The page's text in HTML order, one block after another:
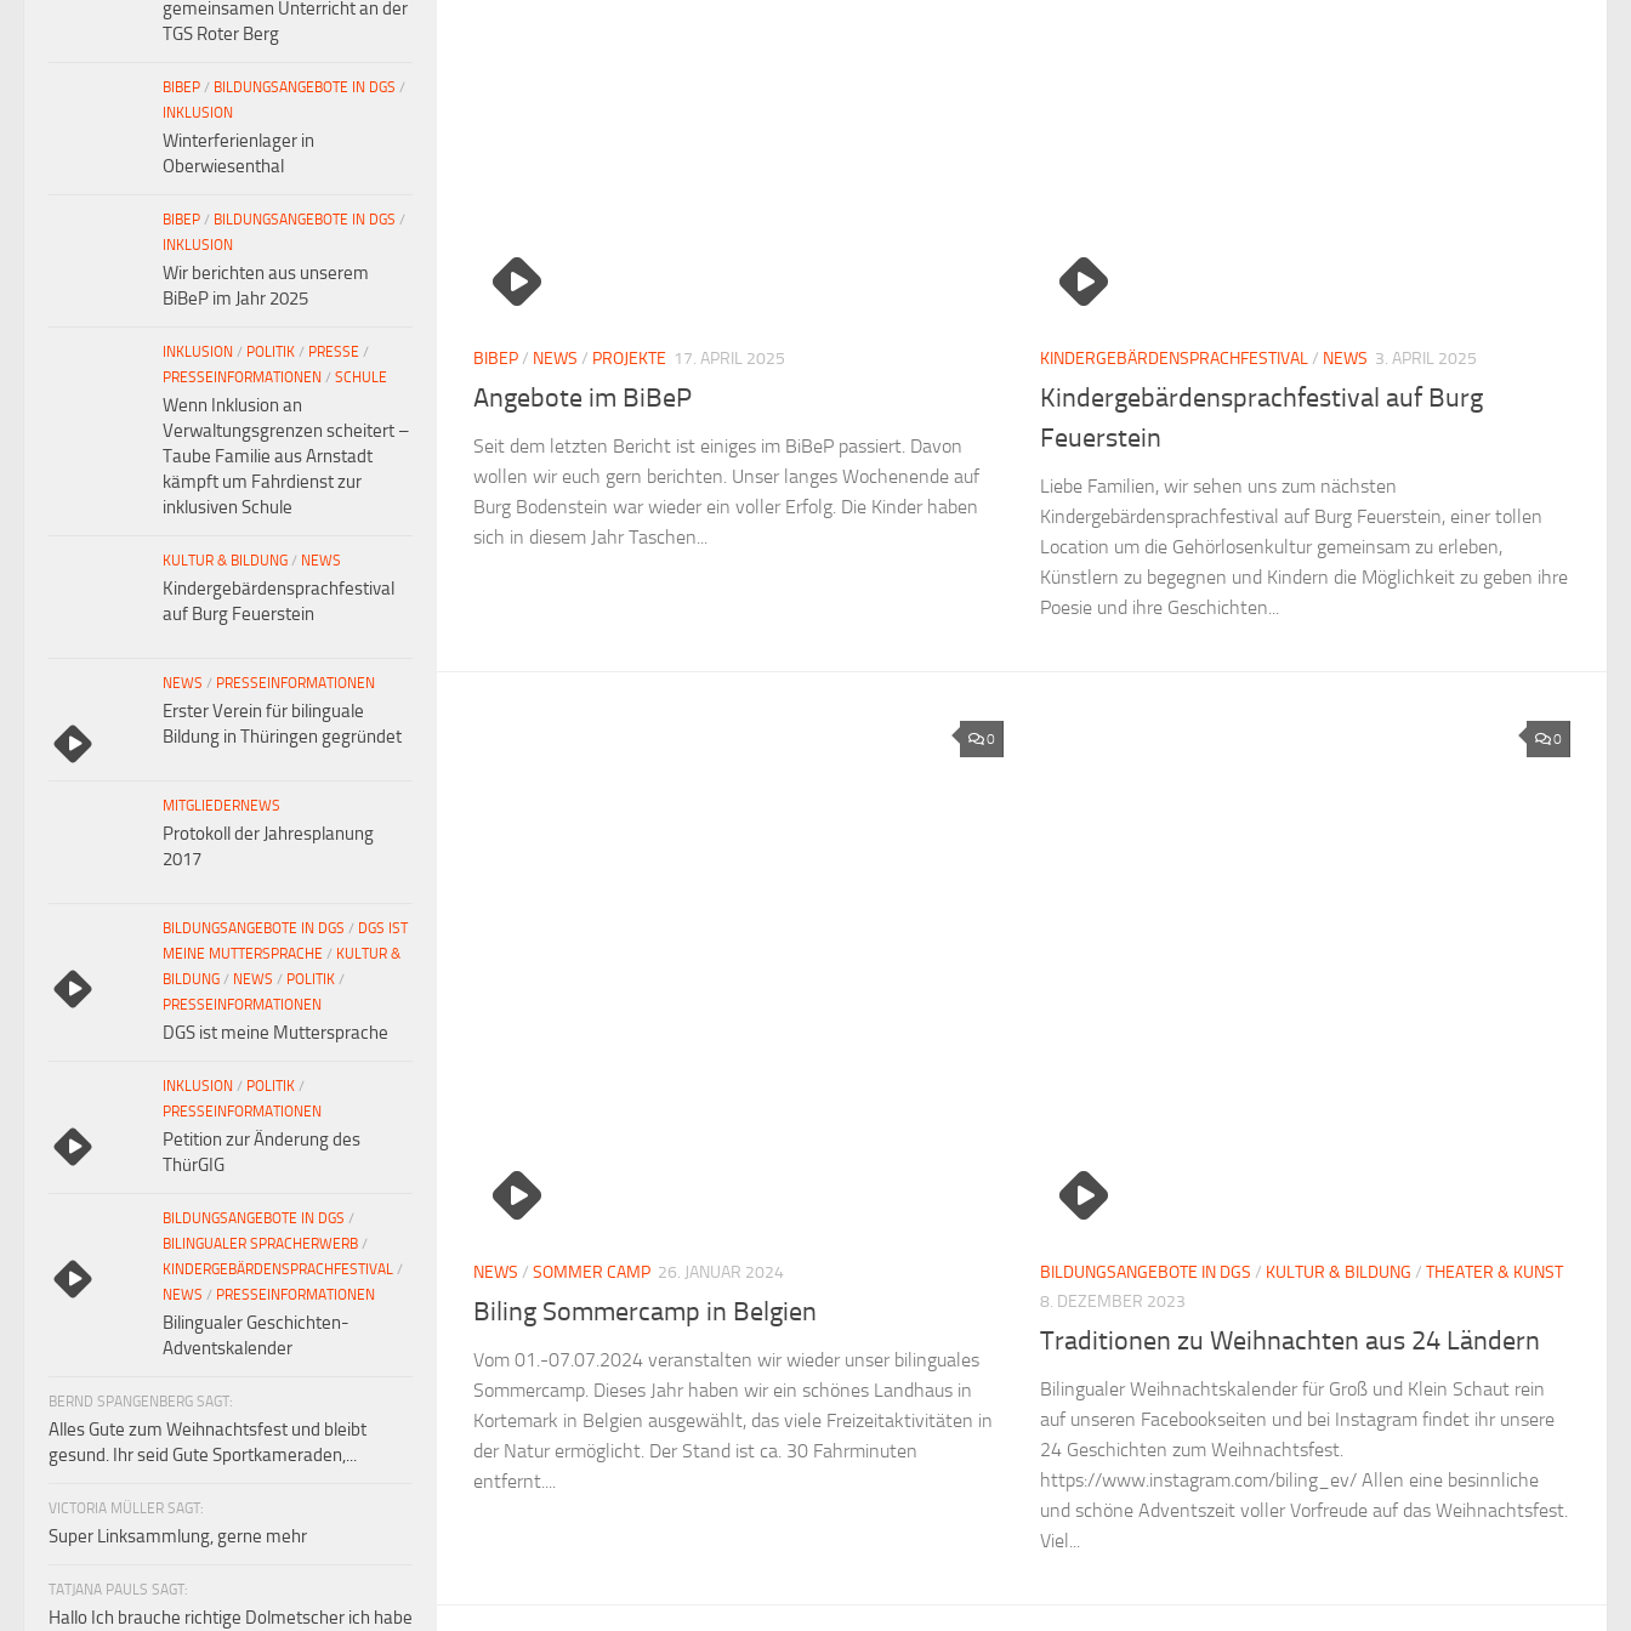
BIBEP/ NEWS / PROJEKTE 17. APRIL 2025
Angebote im BiBeP
Seit dem letzten Bericht ist einiges im BiBeP passiert. Davon
wollen wir euch gern berichten. Unser langes Wochenende auf
Burg Bodenstein war wieder ein voller Erfolg. Die Kinder haben
sich in diesem Jahr Taschen...
KINDERGEBÄRDENSPRACHFESTIVAL/ NEWS 3. APRIL 2025
Kindergebärdensprachfestival auf Burg
Feuerstein
Liebe Familien, wir sehen uns zum nächsten
Kindergebärdensprachfestival auf Burg Feuerstein, einer tollen
Location um die Gehörlosenkultur gemeinsam zu erleben,
Künstlern zu begegnen und Kindern die Möglichkeit zu geben ihre
Poesie und ihre Geschichten...
0
NEWS / SOMMER CAMP 26. JANUAR 2024
Biling Sommercamp in Belgien
Vom 01.-07.07.2024 veranstalten wir wieder unser bilinguales
Sommercamp. Dieses Jahr haben wir ein schönes Landhaus in
Kortemark in Belgien ausgewählt, das viele Freizeitaktivitäten in
der Natur ermöglicht. Der Stand ist ca. 30 Fahrminuten
entfernt....
0
BILDUNGSANGEBOTE IN DGS / KULTUR & BILDUNG / THEATER & KUNST
8. DEZEMBER 2023
Traditionen zu Weihnachten aus 24 Ländern
Bilingualer Weihnachtskalender für Groß und Klein Schaut rein
auf unseren Facebookseiten und bei Instagram findet ihr unsere
24 Geschichten zum Weihnachtsfest.
https://www.instagram.com/biling_ev/ Allen eine besinnliche
und schöne Adventszeit voller Vorfreude auf das Weihnachtsfest.
Viel...
gemeinsamen Unterricht an der
TGS Roter Berg
BIBEP / BILDUNGSANGEBOTE IN DGS /
INKLUSION
Winterferienlager in
Oberwiesenthal
BIBEP / BILDUNGSANGEBOTE IN DGS /
INKLUSION
Wir berichten aus unserem
BiBeP im Jahr 2025
INKLUSION / POLITIK / PRESSE /
PRESSEINFORMATIONEN / SCHULE
Wenn Inklusion an
Verwaltungsgrenzen scheitert –
Taube Familie aus Arnstadt
kämpft um Fahrdienst zur
inklusiven Schule
KULTUR & BILDUNG / NEWS
Kindergebärdensprachfestival
auf Burg Feuerstein
NEWS / PRESSEINFORMATIONEN
Erster Verein für bilinguale
Bildung in Thüringen gegründet
MITGLIEDERNEWS
Protokoll der Jahresplanung
2017
BILDUNGSANGEBOTE IN DGS / DGS IST
MEINE MUTTERSPRACHE / KULTUR &
BILDUNG / NEWS / POLITIK /
PRESSEINFORMATIONEN
DGS ist meine Muttersprache
INKLUSION / POLITIK /
PRESSEINFORMATIONEN
Petition zur Änderung des
ThürGIG
BILDUNGSANGEBOTE IN DGS /
BILINGUALER SPRACHERWERB /
KINDERGEBÄRDENSPRACHFESTIVAL /
NEWS / PRESSEINFORMATIONEN
Bilingualer Geschichten-
Adventskalender
BERND SPANGENBERG SAGT:
Alles Gute zum Weihnachtsfest und bleibt
gesund. Ihr seid Gute Sportkameraden,...
VICTORIA MÜLLER SAGT:
Super Linksammlung, gerne mehr
TATJANA PAULS SAGT:
Hallo Ich brauche richtige Dolmetscher ich habe